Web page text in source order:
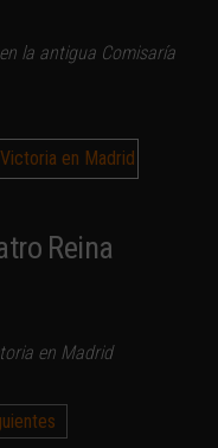
la antigua Comisaría
Reina
en Madrid